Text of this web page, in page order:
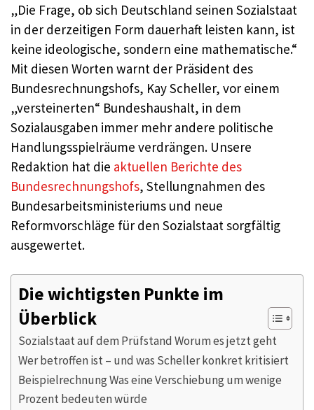
„Die Frage, ob sich Deutschland seinen Sozialstaat
in der derzeitigen Form dauerhaft leisten kann, ist
keine ideologische, sondern eine mathematische.“
Mit diesen Worten warnt der Präsident des
Bundesrechnungshofs, Kay Scheller, vor einem
„versteinerten“ Bundeshaushalt, in dem
Sozialausgaben immer mehr andere politische
Handlungsspielräume verdrängen. Unsere
Redaktion hat die aktuellen Berichte des
Bundesrechnungshofs, Stellungnahmen des
Bundesarbeitsministeriums und neue
Reformvorschläge für den Sozialstaat sorgfältig
ausgewertet.
Die wichtigsten Punkte im
Überblick
Sozialstaat auf dem Prüfstand Worum es jetzt geht
Wer betroffen ist – und was Scheller konkret kritisiert
Beispielrechnung Was eine Verschiebung um wenige
Prozent bedeuten würde